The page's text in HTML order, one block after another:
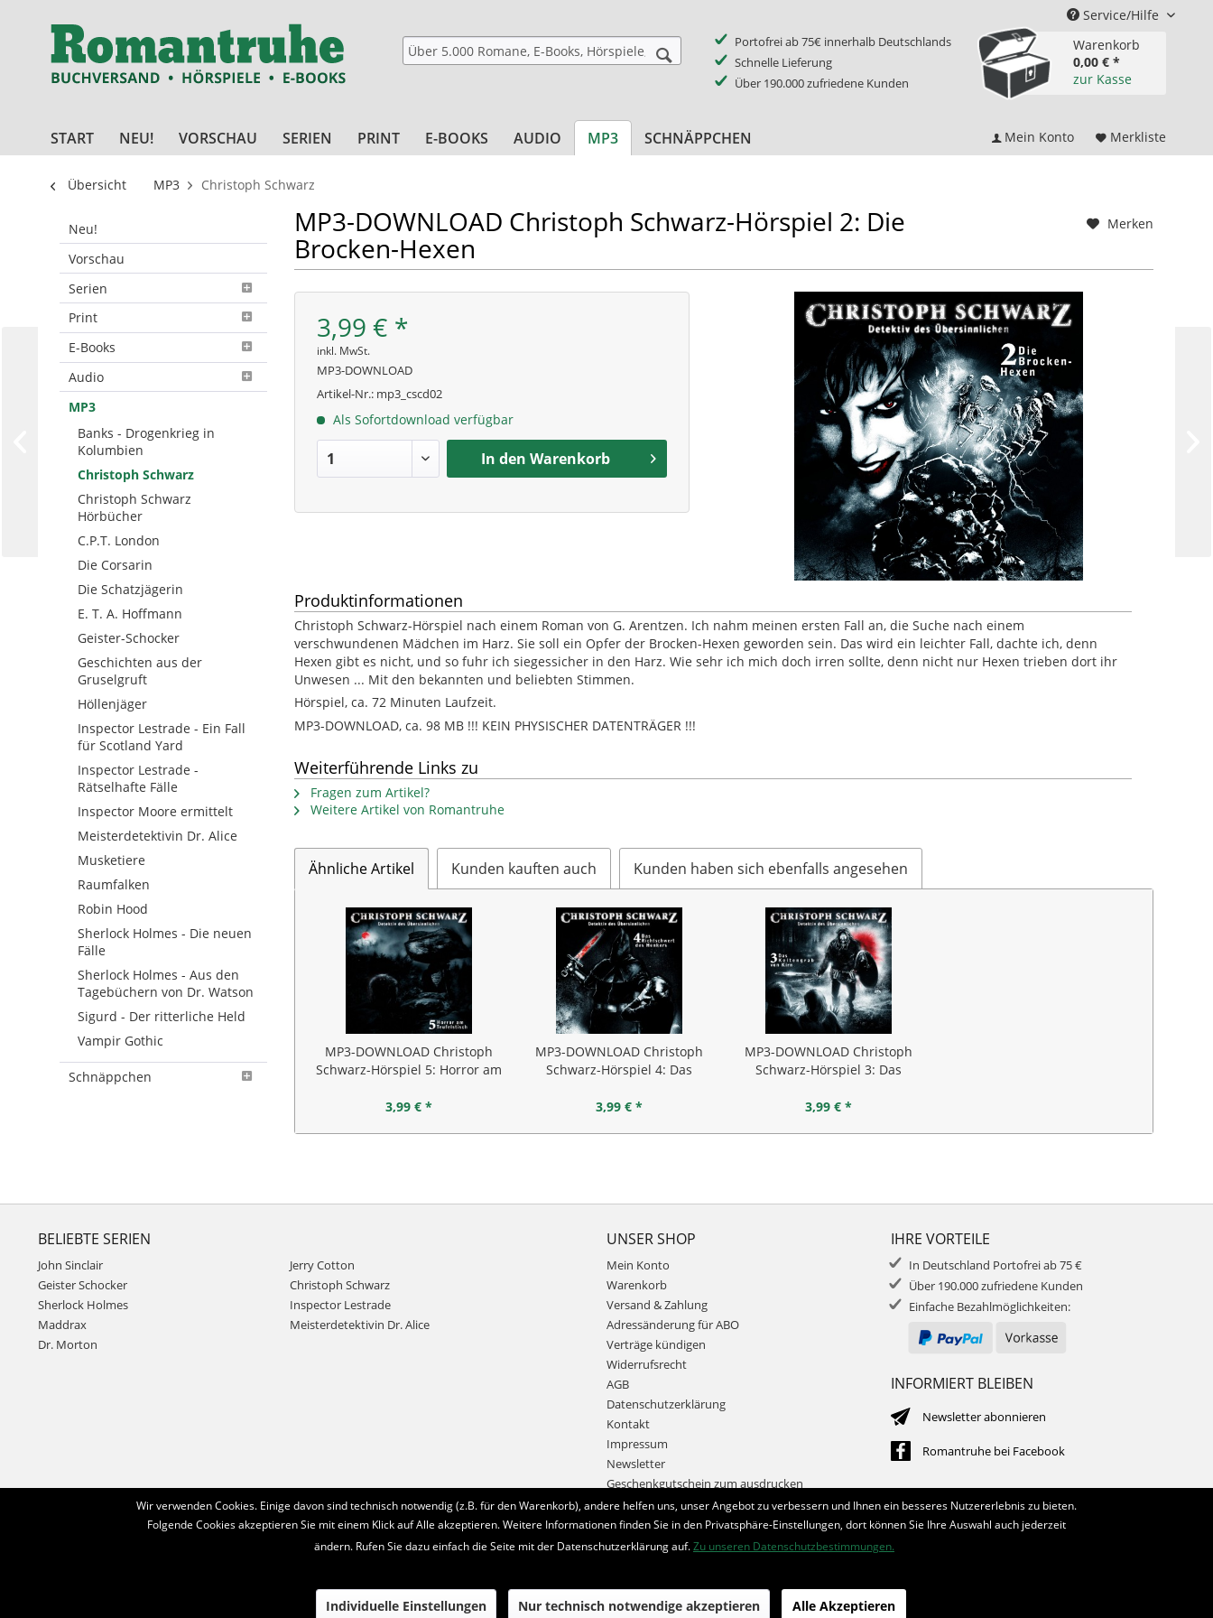
Service/Hilfe
Portofrei ab 75€ innerhalb Deutschlands
Schnelle Lieferung
Über 190.000 zufriedene Kunden
Warenkorb
0,00 € *
zur Kasse
START NEU! VORSCHAU SERIEN PRINT E-BOOKS AUDIO MP3 SCHNÄPPCHEN Mein Konto Merkliste
Übersicht MP3 Christoph Schwarz
Neu!
Vorschau
Serien
Print
E-Books
Audio
MP3
Banks - Drogenkrieg in
Kolumbien
Christoph Schwarz
Christoph Schwarz
Hörbücher
C.P.T. London
Die Corsarin
Die Schatzjägerin
E. T. A. Hoffmann
Geister-Schocker
Geschichten aus der
Gruselgruft
Höllenjäger
Inspector Lestrade - Ein Fall
für Scotland Yard
Inspector Lestrade -
Rätselhafte Fälle
Inspector Moore ermittelt
Meisterdetektivin Dr. Alice
Musketiere
Raumfalken
Robin Hood
Sherlock Holmes - Die neuen
Fälle
Sherlock Holmes - Aus den
Tagebüchern von Dr. Watson
Sigurd - Der ritterliche Held
Vampir Gothic
Schnäppchen
Merken
MP3-DOWNLOAD Christoph Schwarz-Hörspiel 2: Die
Brocken-Hexen
3,99 € *
inkl. MwSt.
MP3-DOWNLOAD
Artikel-Nr.: mp3_cscd02
Als Sofortdownload verfügbar
In den Warenkorb
Produktinformationen
Christoph Schwarz-Hörspiel nach einem Roman von G. Arentzen. Ich nahm meinen ersten Fall an, die Suche nach einem
verschwundenen Mädchen im Harz. Sie soll ein Opfer der Brocken-Hexen geworden sein. Das wird ein leichter Fall, dachte ich, denn
Hexen gibt es nicht, und so fuhr ich siegessicher in den Harz. Wie sehr ich mich doch irren sollte, denn nicht nur Hexen trieben dort ihr
Unwesen ... Mit den bekannten und beliebten Stimmen.
Hörspiel, ca. 72 Minuten Laufzeit.
MP3-DOWNLOAD, ca. 98 MB !!! KEIN PHYSISCHER DATENTRÄGER !!!
Weiterführende Links zu
Fragen zum Artikel?
Weitere Artikel von Romantruhe
Ähnliche Artikel Kunden kauften auch Kunden haben sich ebenfalls angesehen
MP3-DOWNLOAD Christoph
Schwarz-Hörspiel 5: Horror am
3,99 € *
MP3-DOWNLOAD Christoph
Schwarz-Hörspiel 4: Das
3,99 € *
MP3-DOWNLOAD Christoph
Schwarz-Hörspiel 3: Das
3,99 € *
BELIEBTE SERIEN
John Sinclair
Geister Schocker
Sherlock Holmes
Maddrax
Dr. Morton
Jerry Cotton
Christoph Schwarz
Inspector Lestrade
Meisterdetektivin Dr. Alice
UNSER SHOP
Mein Konto
Warenkorb
Versand & Zahlung
Adressänderung für ABO
Verträge kündigen
Widerrufsrecht
AGB
Datenschutzerklärung
Kontakt
Impressum
Newsletter
Geschenkgutschein zum ausdrucken
IHRE VORTEILE
In Deutschland Portofrei ab 75 €
Über 190.000 zufriedene Kunden
Einfache Bezahlmöglichkeiten:
INFORMIERT BLEIBEN
Newsletter abonnieren
Romantruhe bei Facebook
Bestellung widerrufen
Wir verwenden Cookies. Einige davon sind technisch notwendig (z.B. für den Warenkorb), andere helfen uns, unser Angebot zu verbessern und Ihnen ein besseres Nutzererlebnis zu bieten.
Folgende Cookies akzeptieren Sie mit einem Klick auf Alle akzeptieren. Weitere Informationen finden Sie in den Privatsphäre-Einstellungen, dort können Sie Ihre Auswahl auch jederzeit
ändern. Rufen Sie dazu einfach die Seite mit der Datenschutzerklärung auf.Zu unseren Datenschutzbestimmungen.
Individuelle Einstellungen Nur technisch notwendige akzeptieren Alle Akzeptieren